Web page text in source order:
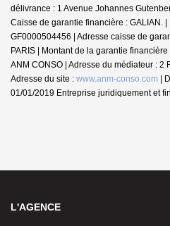
délivrance : 1 Avenue Johannes
Caisse de garantie financière : GALIAN.
GF0000504456 | Adresse caisse de
PARIS | Montant de la garantie
ANM CONSO | Adresse du médiateur :
Adresse du site : www.anm-conso.com |
01/01/2019 Entreprise juridiquement et
L'AGENCE